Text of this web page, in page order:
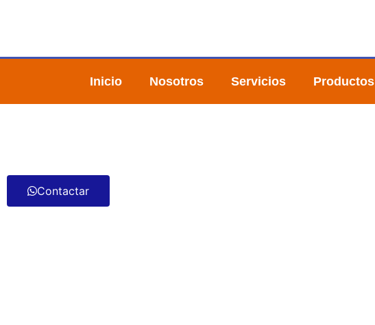
Inicio Nosotros Servicios Productos
Contactar